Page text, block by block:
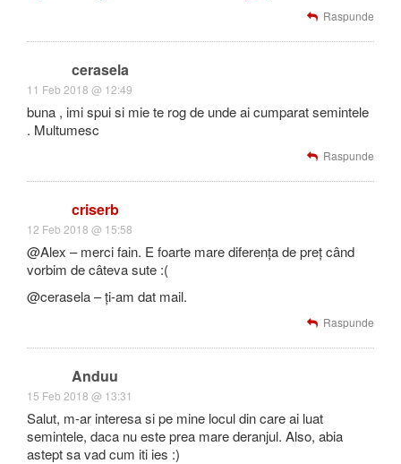
Raspunde
cerasela
11 Feb 2018 @ 12:49
buna , imi spui si mie te rog de unde ai cumparat semintele
. Multumesc
Raspunde
criserb
12 Feb 2018 @ 15:58
@Alex – merci fain. E foarte mare diferența de preț când
vorbim de câteva sute :(
@cerasela – ți-am dat mail.
Raspunde
Anduu
15 Feb 2018 @ 13:31
Salut, m-ar interesa si pe mine locul din care ai luat
semintele, daca nu este prea mare deranjul. Also, abia
astept sa vad cum iti ies :)